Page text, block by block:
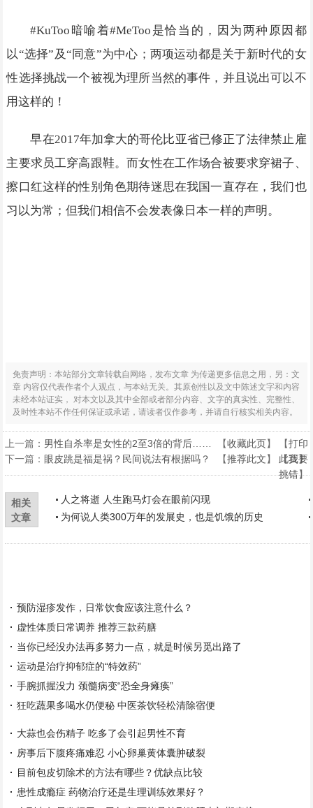
#KuToo暗喻着#MeToo是恰当的，因为两种原因都
以“选择”及“同意”为中心；两项运动都是关于新时代的女
性选择挑战一个被视为理所当然的事件，并且说出可以不
用这样的！
早在2017年加拿大的哥伦比亚省已修正了法律禁止雇
主要求员工穿高跟鞋。而女性在工作场合被要求穿裙子、
擦口红这样的性别角色期待迷思在我国一直存在，我们也
习以为常；但我们相信不会发表像日本一样的声明。
免责声明：本站部分文章转载自网络，发布文章 为传递更多信息之用，另：文
章 内容仅代表作者个人观点，与本站无关。其原创性以及文中陈述文字和内容
未经本站证实， 对本文以及其中全部或者部分内容、文字的真实性、完整性、
及时性本站不作任何保证或承诺，请读者仅作参考，并请自行核实相关内容。
上一篇： 男性自杀率是女性的2至3倍的背后……
下一篇： 眼皮跳是福是祸？民间说法有根据吗？
【收藏此页】 【打印
此页】
【推荐此文】 【我要
挑错】
相关
文章
人之将逝 人生跑马灯会在眼前闪现
为何说人类300万年的发展史，也是饥饿的历史
预防湿疹发作，日常饮食应该注意什么？
虚性体质日常调养 推荐三款药膳
当你已经没办法再多努力一点，就是时候另觅出路了
运动是治疗抑郁症的“特效药”
手腕抓握没力 颈髓病变“恐全身瘫痪”
狂吃蔬果多喝水仍便秘 中医茶饮轻松清除宿便
大蒜也会伤精子 吃多了会引起男性不育
房事后下腹疼痛难忍 小心卵巢黄体囊肿破裂
目前包皮切除术的方法有哪些？优缺点比较
患性成瘾症 药物治疗还是生理训练效果好？